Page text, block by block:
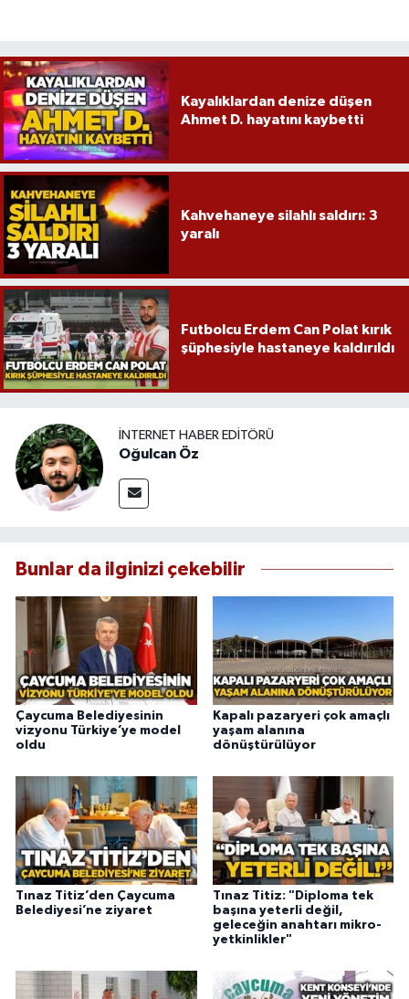
Kayalıklardan denize düşen
Ahmet D. hayatını kaybetti
Kahvehaneye silahlı saldırı: 3
yaralı
Futbolcu Erdem Can Polat kırık
şüphesiyle hastaneye kaldırıldı
İNTERNET HABER EDITÖRÜ
Oğulcan Öz
Bunlar da ilginizi çekebilir
Çaycuma Belediyesinin
vizyonu Türkiye’ye model
oldu
Kapalı pazaryeri çok amaçlı
yaşam alanına
dönüştürülüyor
Tınaz Titiz’den Çaycuma
Belediyesi’ne ziyaret
Tınaz Titiz: "Diploma tek
başına yeterli değil,
geleceğin anahtarı mikro-
yetkinlikler"